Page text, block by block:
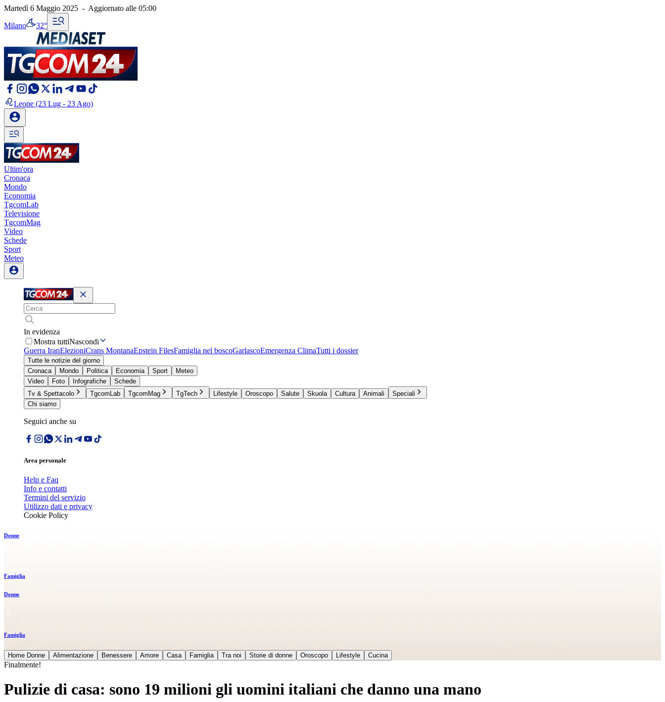
Martedì 6 Maggio 2025 - Aggiornato alle 05:00
Milano 32°
Leone (23 Lug - 23 Ago)
Ultim'ora
Cronaca
Mondo
Economia
TgcomLab
Televisione
TgcomMag
Video
Schede
Sport
Meteo
In evidenza
Mostra tuttiNascondi
Guerra IranElezioniCrans MontanaEpstein FilesFamiglia nel boscoGarlascoEmergenza ClimaTutti i dossier
Tutte le notizie del giorno
Cronaca
Mondo Politica Economia Sport
Meteo
Video
Foto Infografiche
Schede
Tv & Spettacolo
TgcomLab TgcomMag TgTech Lifestyle Oroscopo Salute Skuola Cultura Animali
Speciali
Chi siamo
Seguici anche su
Area personale
Help e Faq
Info e contatti
Termini del servizio
Utilizzo dati e privacy
Cookie Policy
Donne
Famiglia
Donne
Famiglia
Home Donne Alimentazione Benessere Amore Casa Famiglia Tra noi Storie di donne Oroscopo Lifestyle Cucina
Finalmente!
Pulizie di casa: sono 19 milioni gli uomini italiani che danno una mano